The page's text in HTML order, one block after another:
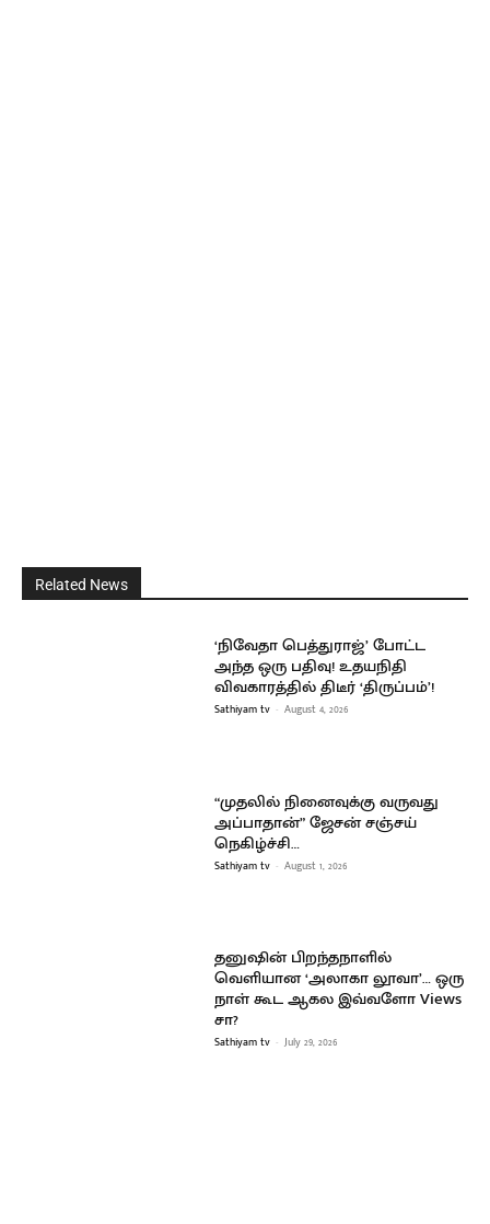
Related News
‘நிவேதா பெத்துராஜ்’ போட்ட
அந்த ஒரு பதிவு! உதயநிதி
விவகாரத்தில் திடீர் ‘திருப்பம்’!
Sathiyam tv - August 4, 2026
“முதலில் நினைவுக்கு வருவது
அப்பாதான்” ஜேசன் சஞ்சய்
நெகிழ்ச்சி…
Sathiyam tv - August 1, 2026
தனுஷின் பிறந்தநாளில்
வெளியான ‘அலாகா லூவா’… ஒரு
நாள் கூட ஆகல இவ்வளோ Views
சா?
Sathiyam tv - July 29, 2026